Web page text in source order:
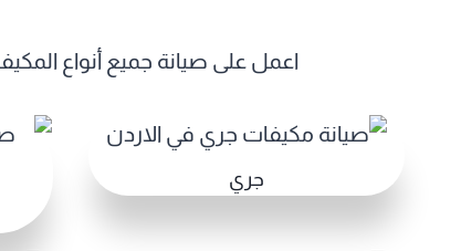
اعمل على صيانة جميع أنواع
جري